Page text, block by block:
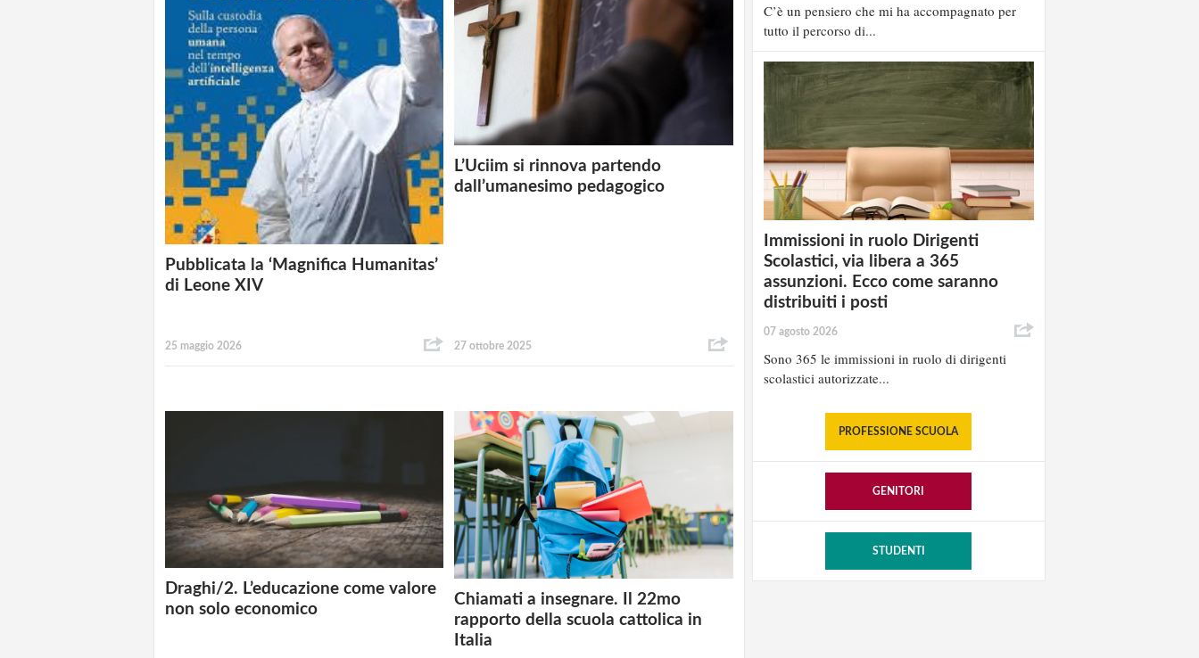
Pubblicata la ‘Magnifica Humanitas’
di Leone XIV
25 maggio 2026
L’Uciim si rinnova partendo
dall’umanesimo pedagogico
27 ottobre 2025
Draghi/2. L’educazione come valore
non solo economico
Chiamati a insegnare. Il 22mo
rapporto della scuola cattolica in
Italia
C’è un pensiero che mi ha accompagnato per
tutto il percorso di...
Immissioni in ruolo Dirigenti
Scolastici, via libera a 365
assunzioni. Ecco come saranno
distribuiti i posti
07 agosto 2026
Sono 365 le immissioni in ruolo di dirigenti
scolastici autorizzate...
PROFESSIONE SCUOLA
GENITORI
STUDENTI